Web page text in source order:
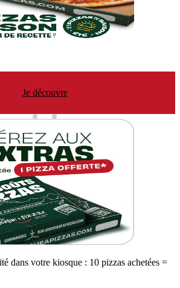
Je découvre
dans votre kiosque : 10 pizzas achetées =